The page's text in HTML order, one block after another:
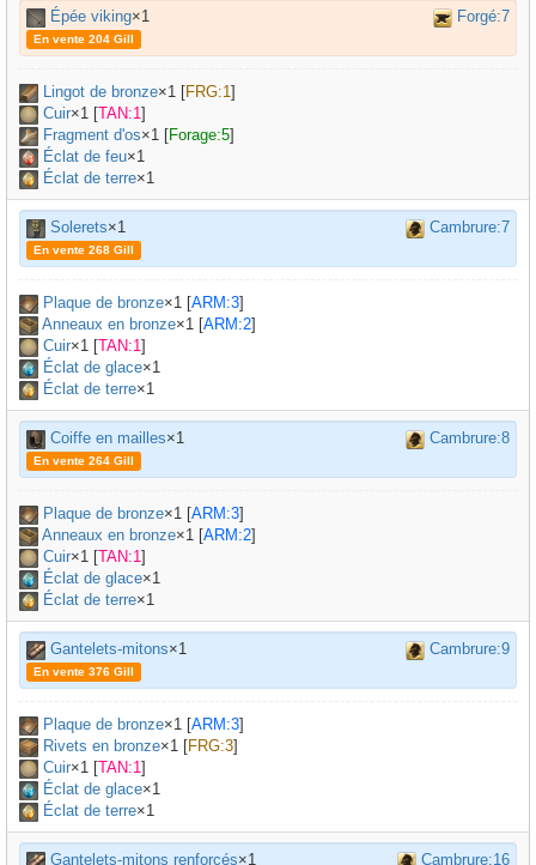
Épée viking×1 Forgé:7
En vente 204 Gill
Lingot de bronze×1 [FRG:1]
Cuir×1 [TAN:1]
Fragment d'os×1 [Forage:5]
Éclat de feu×1
Éclat de terre×1
Solerets×1 Cambrure:7
En vente 268 Gill
Plaque de bronze×1 [ARM:3]
Anneaux en bronze×1 [ARM:2]
Cuir×1 [TAN:1]
Éclat de glace×1
Éclat de terre×1
Coiffe en mailles×1 Cambrure:8
En vente 264 Gill
Plaque de bronze×1 [ARM:3]
Anneaux en bronze×1 [ARM:2]
Cuir×1 [TAN:1]
Éclat de glace×1
Éclat de terre×1
Gantelets-mitons×1 Cambrure:9
En vente 376 Gill
Plaque de bronze×1 [ARM:3]
Rivets en bronze×1 [FRG:3]
Cuir×1 [TAN:1]
Éclat de glace×1
Éclat de terre×1
Gantelets-mitons renforcés×1 Cambrure:16